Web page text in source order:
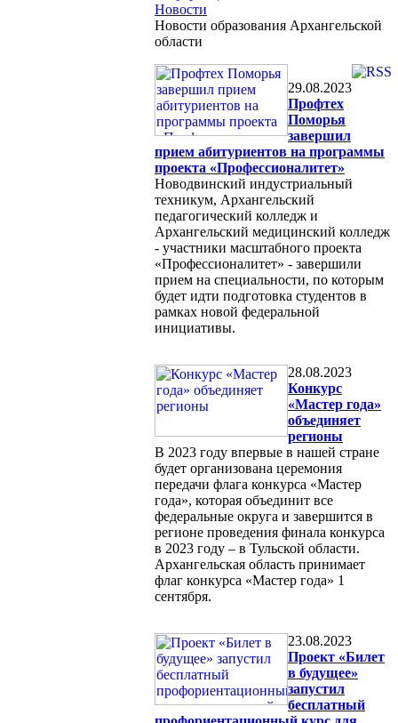
Новости
Новости образования Архангельской
области
29.08.2023
Профтех
Поморья
завершил
прием абитуриентов на программы
проекта «Профессионалитет»
Новодвинский индустриальный
техникум, Архангельский
педагогический колледж и
Архангельский медицинский колледж
- участники масштабного проекта
«Профессионалитет» - завершили
прием на специальности, по которым
будет идти подготовка студентов в
рамках новой федеральной
инициативы.
28.08.2023
Конкурс
«Мастер года»
объединяет
регионы
В 2023 году впервые в нашей стране
будет организована церемония
передачи флага конкурса «Мастер
года», которая объединит все
федеральные округа и завершится в
регионе проведения финала конкурса
в 2023 году – в Тульской области.
Архангельская область принимает
флаг конкурса «Мастер года» 1
сентября.
23.08.2023
Проект «Билет
в будущее»
запустил
бесплатный